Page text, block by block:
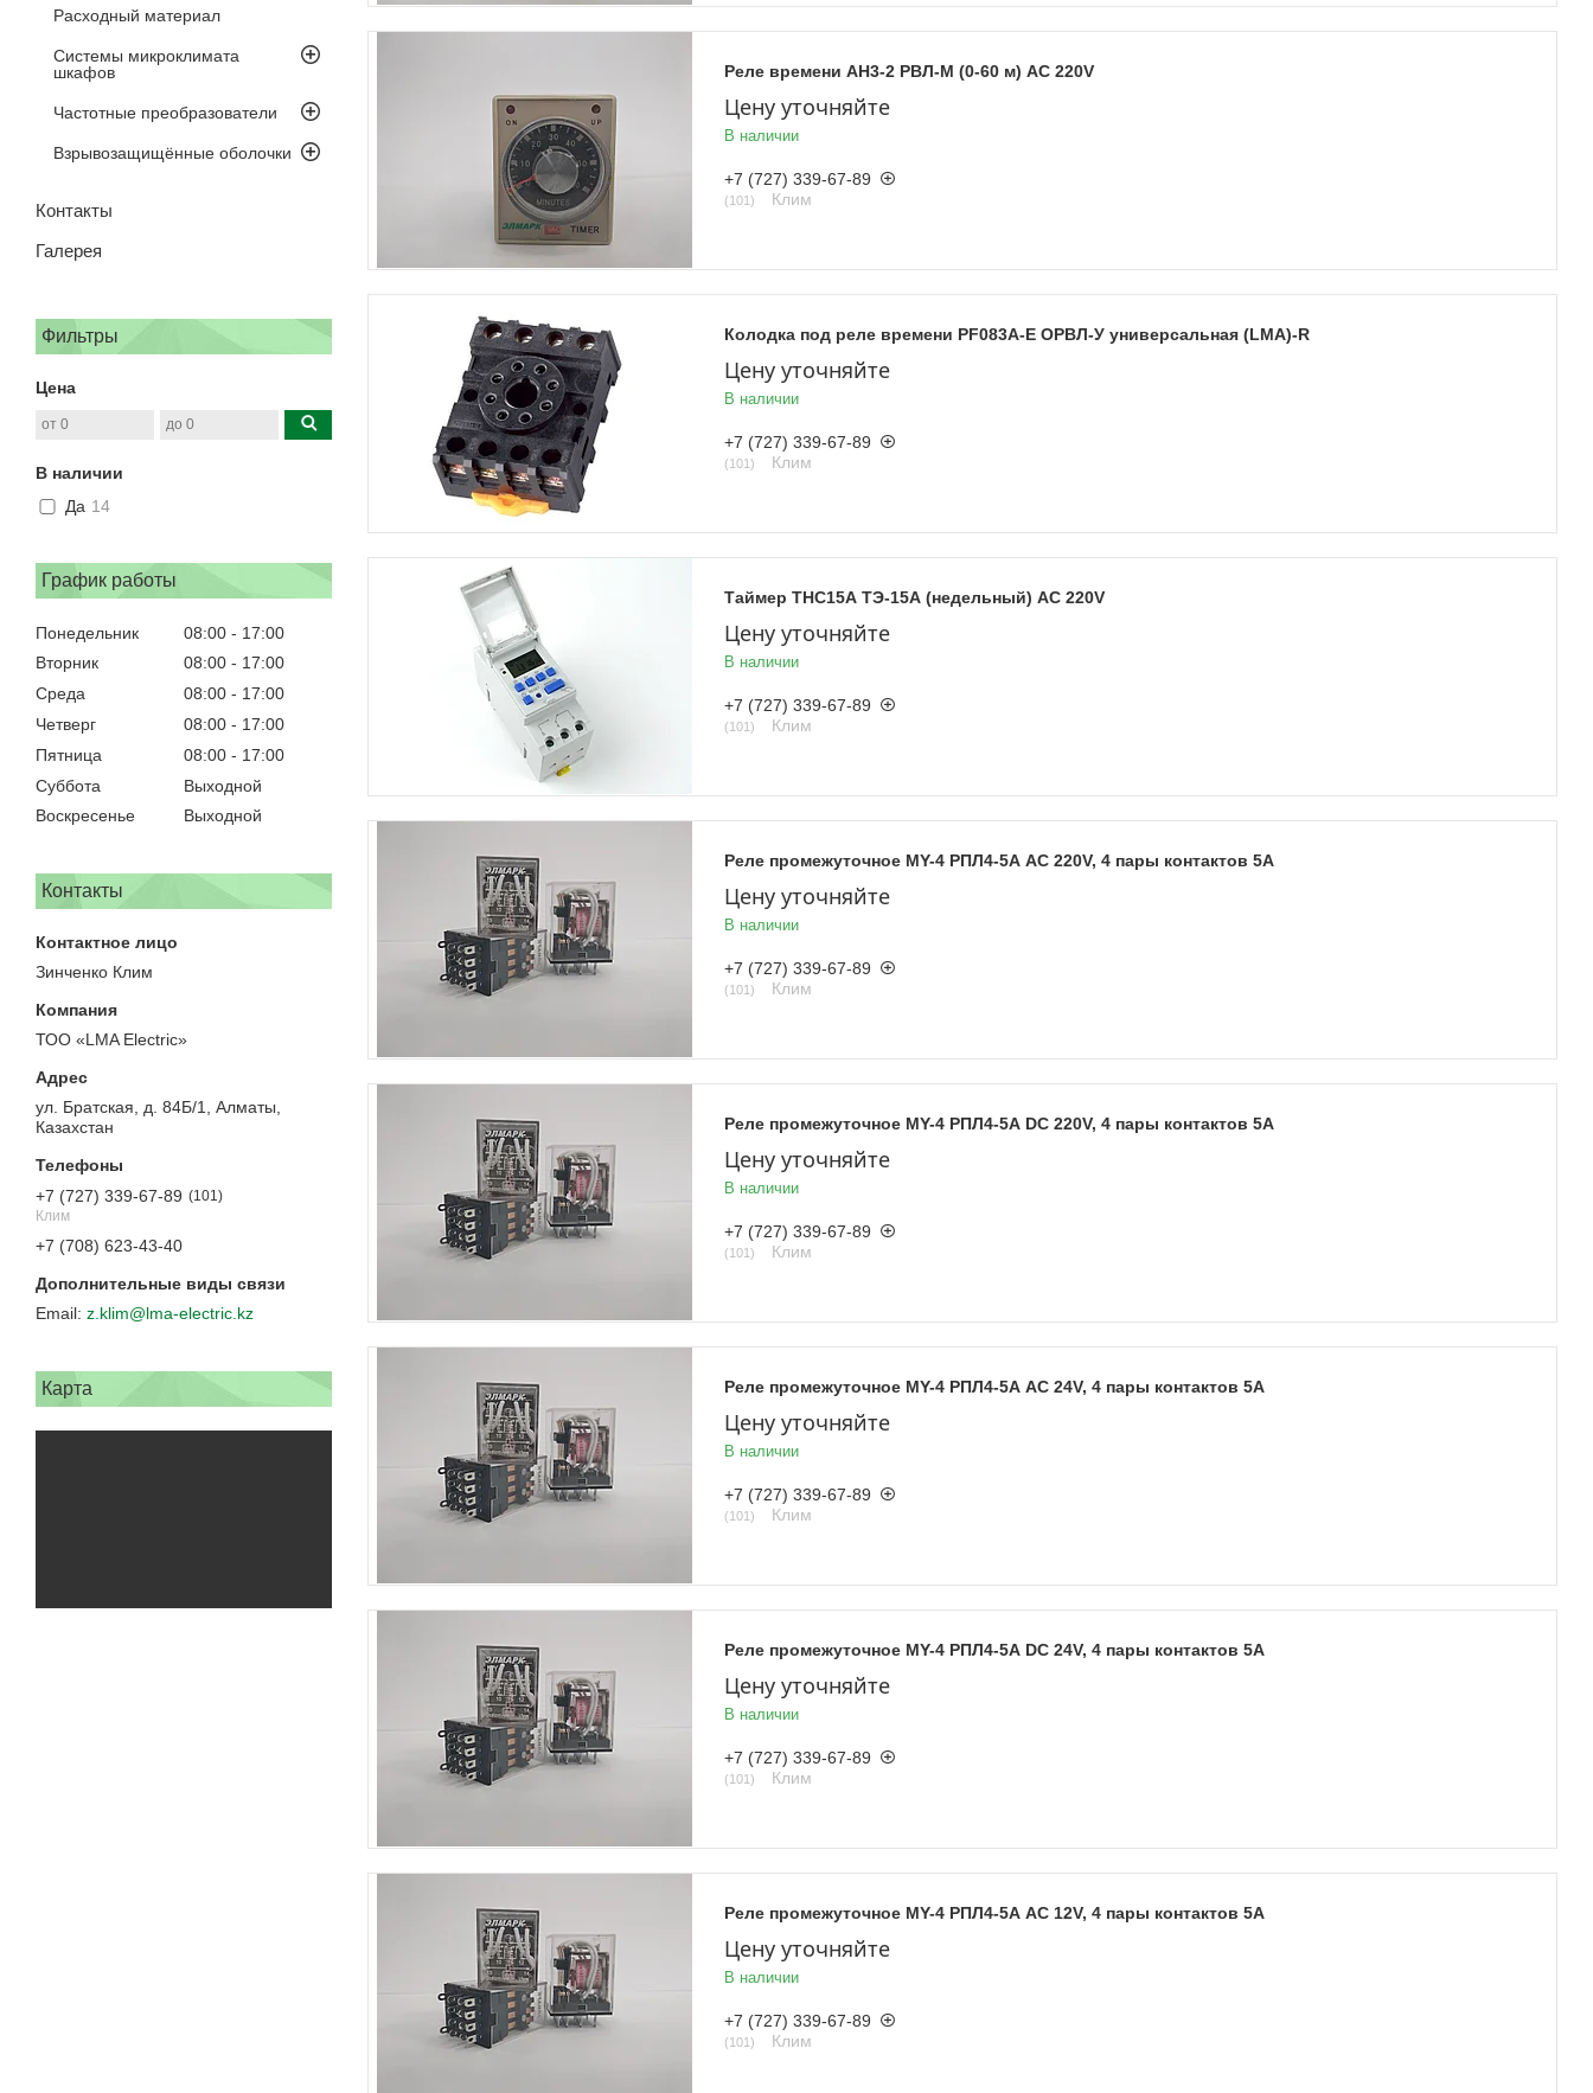
Расходный материал
Системы микроклимата
шкафов
Частотные преобразователи
Взрывозащищённые оболочки
Контакты
Галерея
Фильтры
Цена
В наличии
Да 14
График работы
Понедельник 08:00
17:00
Вторник
08:00
17:00
Среда
08:00
17:00
Четверг
08:00
17:00
Пятница
08:00
17:00
Суббота
Выходной
Воскресенье
Выходной
Контакты
Зинченко Клим
ТОО «LMA Electric»
ул. Братская, д. 84Б/1, Алматы,
Казахстан
+7 (727) 339-67-89
101
Клим
+7 (708) 623-43-40
z.klim@lma-electric.kz
Карта
Реле времени AH3-2 РВЛ-М (0-60 м) AC 220V
Цену уточняйте
В наличии
+7 (727) 339-67-89
101 Клим
Колодка под реле времени PF083A-E ОРВЛ-У универсальная (LMA)-R
Цену уточняйте
В наличии
+7 (727) 339-67-89
101 Клим
Таймер ТНС15А ТЭ-15А (недельный) AC 220V
Цену уточняйте
В наличии
+7 (727) 339-67-89
101 Клим
Реле промежуточное MY-4 РПЛ4-5А AC 220V, 4 пары контактов 5А
Цену уточняйте
В наличии
+7 (727) 339-67-89
101 Клим
Реле промежуточное MY-4 РПЛ4-5А DC 220V, 4 пары контактов 5А
Цену уточняйте
В наличии
+7 (727) 339-67-89
101 Клим
Реле промежуточное MY-4 РПЛ4-5А AC 24V, 4 пары контактов 5А
Цену уточняйте
В наличии
+7 (727) 339-67-89
101 Клим
Реле промежуточное MY-4 РПЛ4-5А DC 24V, 4 пары контактов 5А
Цену уточняйте
В наличии
+7 (727) 339-67-89
101 Клим
Реле промежуточное MY-4 РПЛ4-5А AC 12V, 4 пары контактов 5А
Цену уточняйте
В наличии
+7 (727) 339-67-89
101 Клим